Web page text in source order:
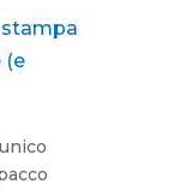
stampa
(e